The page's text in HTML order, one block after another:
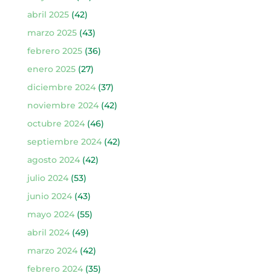
abril 2025(42)
marzo 2025(43)
febrero 2025(36)
enero 2025(27)
diciembre 2024(37)
noviembre 2024(42)
octubre 2024(46)
septiembre 2024(42)
agosto 2024(42)
julio 2024(53)
junio 2024(43)
mayo 2024(55)
abril 2024(49)
marzo 2024(42)
febrero 2024(35)